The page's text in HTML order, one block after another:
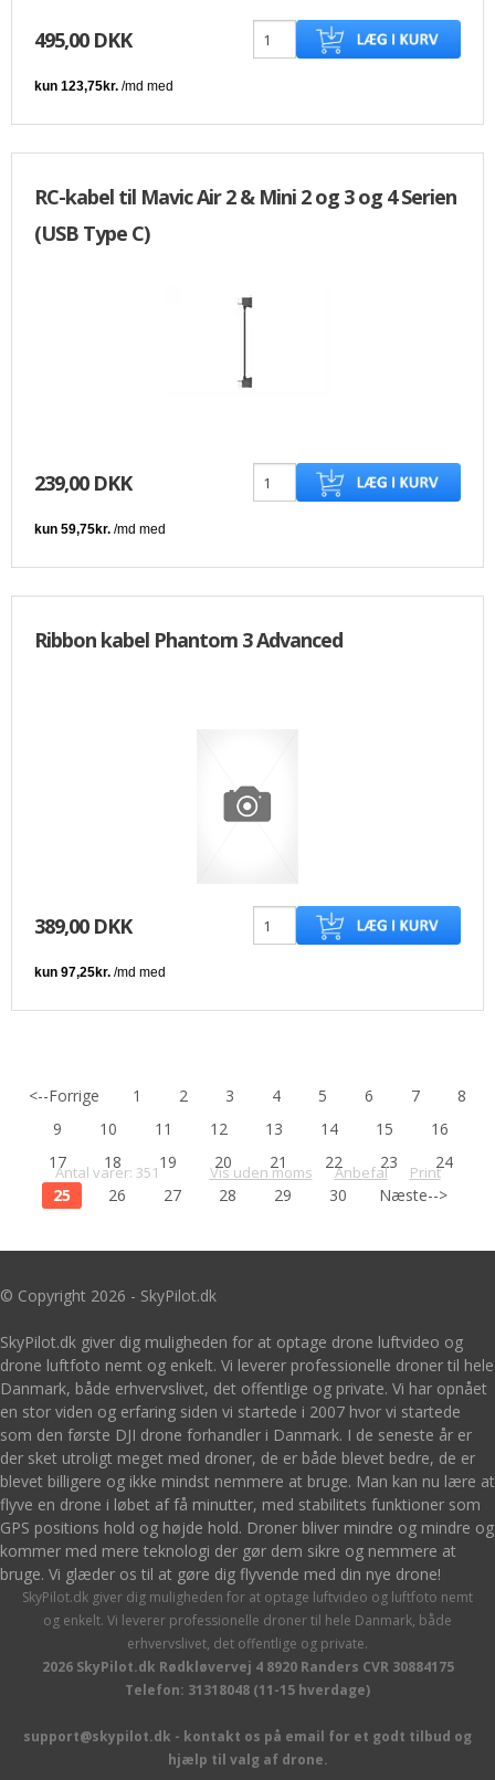
495,00 DKK
RC-kabel til Mavic Air 2 & Mini 2 og 3 og 4 Serien
(USB Type C)
239,00 DKK
Ribbon kabel Phantom 3 Advanced
389,00 DKK
<--Forrige 1 2 3 4 5 6 7
8
9
10 11 12 13 14 15
16
17
18 19 20 21 22 23
24
25
26 27 28 29 30 Næste-->
Antal varer: 351 Vis uden moms Anbefal Print
© Copyright 2026 - SkyPilot.dk
SkyPilot.dk giver dig muligheden for at optage drone luftvideo og
drone luftfoto nemt og enkelt. Vi leverer professionelle droner til hele
Danmark, både erhvervslivet, det offentlige og private. Vi har opnået
en stor viden og erfaring siden vi startede i 2007 hvor vi startede
som den første DJI drone forhandler i Danmark. I de seneste år er
der sket utroligt meget med droner, de er både blevet bedre, de er
blevet billigere og ikke mindst nemmere at bruge. Man kan nu lære at
flyve en drone i løbet af få minutter, med stabilitets funktioner som
GPS positions hold og højde hold. Droner bliver mindre og mindre og
kommer med mere teknologi der gør dem sikre og nemmere at
bruge. Vi glæder os til at gøre dig flyvende med din nye drone!
SkyPilot.dk giver dig muligheden for at optage luftvideo og luftfoto nemt
og enkelt. Vi leverer professionelle droner til hele Danmark, både
erhvervslivet, det offentlige og private.
2026 SkyPilot.dk Rødkløvervej 4 8920 Randers CVR 30884175
Telefon: 31318048 (11-15 hverdage)
support@skypilot.dk - kontakt os på email for et godt tilbud og
hjælp til valg af drone.